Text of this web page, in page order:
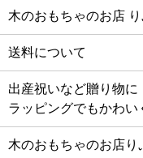
木のおもちゃのお店
送料について
出産祝いなど贈り物
ラッピングでもかわい
木のおもちゃのお店